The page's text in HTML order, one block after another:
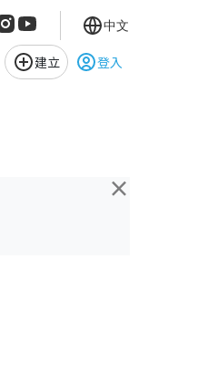
建立 登入
中文
×